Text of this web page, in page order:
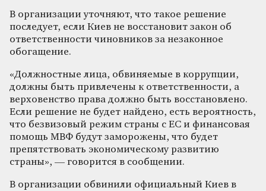
В организации уточняют, что такое решение
последует, если Киев не восстановит закон об
ответственности чиновников за незаконное
обогащение.
«Должностные лица, обвиняемые в коррупции,
должны быть привлечены к ответственности, а
верховенство права должно быть восстановлено.
Если решение не будет найдено, есть вероятность,
что безвизовый режим страны с ЕС и финансовая
помощь МВФ будут заморожены, что будет
препятствовать экономическому развитию
страны», — говорится в сообщении.
В организации обвинили официальный Киев в